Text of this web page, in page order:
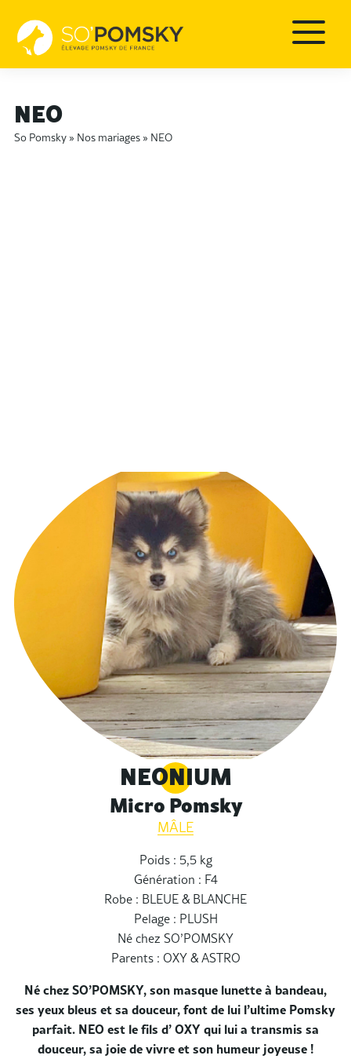
NEO
So Pomsky» Nos mariages» NEO
NEONIUM
Micro Pomsky
MÂLE
Poids : 5,5 kg
Génération : F4
Robe : BLEUE & BLANCHE
Pelage : PLUSH
Né chez SO’POMSKY
Parents : OXY & ASTRO
Né chez SO’POMSKY, son masque lunette à bandeau,
ses yeux bleus et sa douceur, font de lui l’ultime Pomsky
parfait. NEO est le fils d’ OXY qui lui a transmis sa
douceur, sa joie de vivre et son humeur joyeuse !